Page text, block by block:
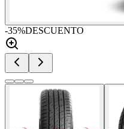
-35%DESCUENTO